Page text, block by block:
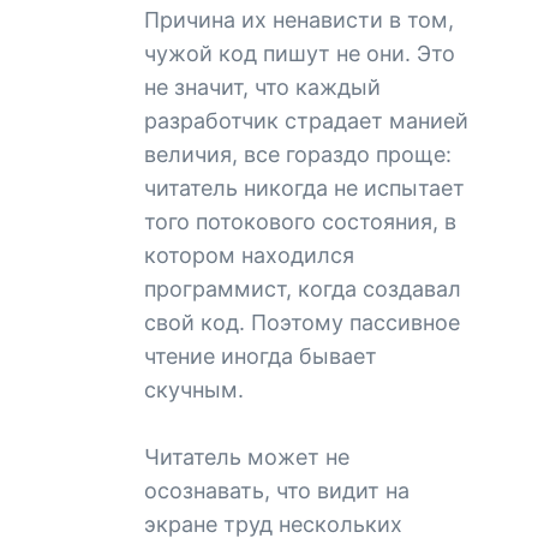
Причина их ненависти в том,
чужой код пишут не они. Это
не значит, что каждый
разработчик страдает манией
величия, все гораздо проще:
читатель никогда не испытает
того потокового состояния, в
котором находился
программист, когда создавал
свой код. Поэтому пассивное
чтение иногда бывает
скучным.
Читатель может не
осознавать, что видит на
экране труд нескольких